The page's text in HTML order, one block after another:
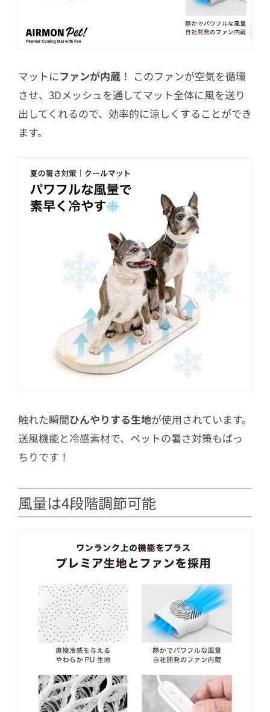
マットにファンが内蔵 ！ このファンが空気を循環
させ、3Dメッシュを通してマット全体に風を送り
出してくれるので、効率的に涼しくすることができ
ます。
触れた瞬間ひんやりする生地が使用されています。
送風機能と冷感素材で、ペットの暑さ対策もばっ
ちりです！
風量は4段階調節可能